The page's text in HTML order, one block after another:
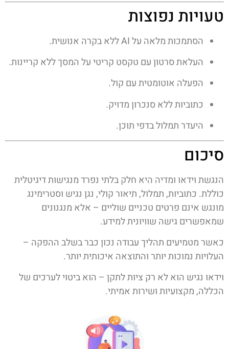
טעויות נפוצות
הסתמכות מלאה על AI ללא בקרה אנושית.
העלאת סרטון עם טקסט קריטי על המסך ללא קריינות.
הפעלה אוטומטית עם קול.
כתוביות ללא סנכרון מדויק.
היעדר תמלול בדפי תוכן.
סיכום
הנגשת וידאו ומדיה היא חלק בלתי נפרד מנגישות דיגיטלית
כוללת. כתוביות, תמלול, תיאור קולי, נגן נגיש וסטרימינג
מונגש אינם פרטים טכניים שוליים – אלא מנגנונים
שמאפשרים גישה שוויונית למידע.
כאשר מטמיעים תהליך עבודה נכון כבר בשלב ההפקה –
העלויות נמוכות יותר והתוצאה איכותית יותר.
וידאו נגיש הוא לא רק ציות לתקן – הוא ביטוי לערכים של
הכללה, מקצועיות ושירות אמיתי.